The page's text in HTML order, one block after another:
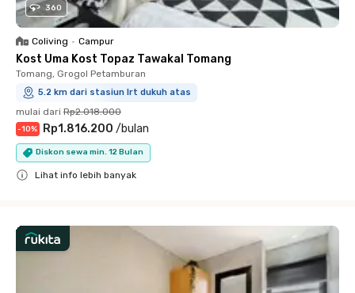
360
Coliving • Campur
Kost Uma Kost Topaz Tawakal Tomang
Tomang, Grogol Petamburan
5.2 km dari stasiun lrt dukuh atas
mulai dari Rp2.018.000
-10% Rp1.816.200 /bulan
Diskon sewa min. 12 Bulan
Lihat info lebih banyak